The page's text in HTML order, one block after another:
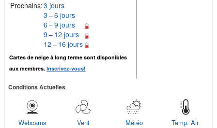
Prochains:3 jours
3 – 6 jours
6 – 9 jours
9 – 12 jours
12 – 16 jours
Cartes de neige à long terme sont disponibles
aux membres. Inscrivez-vous!
Conditions Actuelles
Temp. Air
Météo
Vent
Webcams